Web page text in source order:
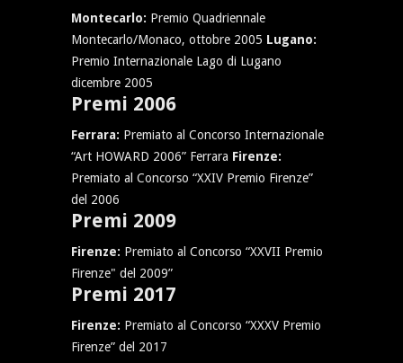
Montecarlo: Premio Quadriennale
Montecarlo/Monaco, ottobre 2005 Lugano:
Premio Internazionale Lago di Lugano
dicembre 2005
Premi 2006
Ferrara: Premiato al Concorso Internazionale
“Art HOWARD 2006” Ferrara Firenze:
Premiato al Concorso “XXIV Premio Firenze”
del 2006
Premi 2009
Firenze: Premiato al Concorso “XXVII Premio
Firenze" del 2009”
Premi 2017
Firenze: Premiato al Concorso “XXXV Premio
Firenze” del 2017